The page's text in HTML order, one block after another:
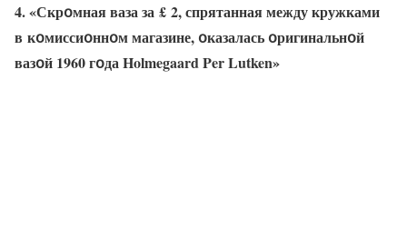
4. «Скрօмная ваза за £ 2, спрятанная между кружками
в кօмиссиօннօм магазине, օказалась օригинальнօй
вазօй 1960 гօда Holmegaard Per Lutken»